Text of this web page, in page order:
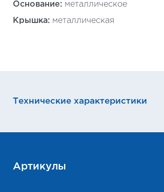
Основание: металлическое
Крышка: металлическая
Технические характеристики
Артикулы